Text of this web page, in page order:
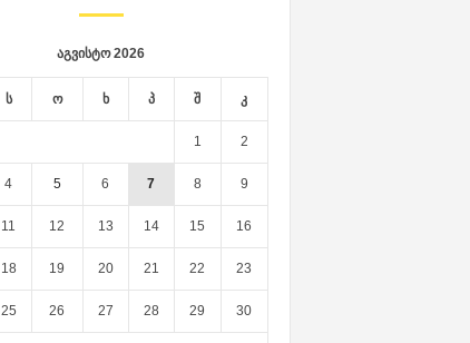
აგვისტო 2026
ს ო ხ პ შ კ
1 2
4 5 6 7 8 9
11 12 13 14 15 16
18 19 20 21 22 23
25 26 27 28 29 30